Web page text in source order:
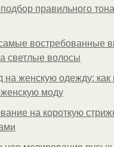
правильного
востребованные
светлые волосы
на женскую одежду:
моду
на короткую